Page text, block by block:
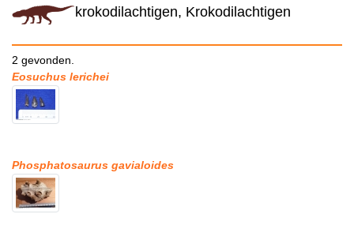
krokodilachtigen, Krokodilachtigen
2 gevonden.
Eosuchus lerichei
Phosphatosaurus gavialoides